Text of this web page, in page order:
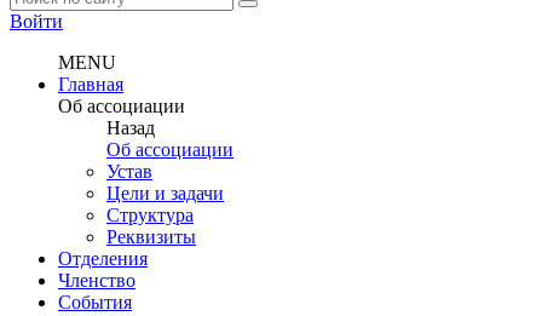
Войти
MENU
Главная
Об ассоциации
Назад
Об ассоциации
Устав
Цели и задачи
Структура
Реквизиты
Отделения
Членство
События